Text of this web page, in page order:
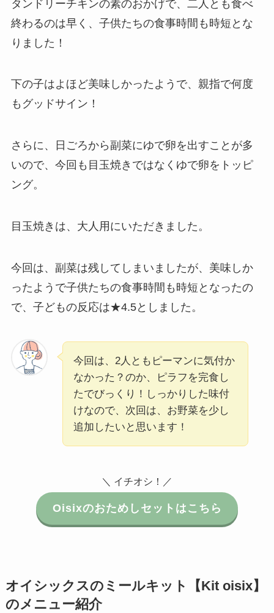
タンドリーチキンの素のおかげで、二人とも食べ
終わるのは早く、子供たちの食事時間も時短とな
りました！
下の子はよほど美味しかったようで、親指で何度
もグッドサイン！
さらに、日ごろから副菜にゆで卵を出すことが多
いので、今回も目玉焼きではなくゆで卵をトッピ
ング。
目玉焼きは、大人用にいただきました。
今回は、副菜は残してしまいましたが、美味しか
ったようで子供たちの食事時間も時短となったの
で、子どもの反応は★4.5としました。
今回は、2人ともピーマンに気付か
なかった？のか、ピラフを完食し
たでびっくり！しっかりした味付
けなので、次回は、お野菜を少し
追加したいと思います！
＼ イチオシ！／
Oisixのおためしセットはこちら
オイシックスのミールキット【Kit oisix】
のメニュー紹介